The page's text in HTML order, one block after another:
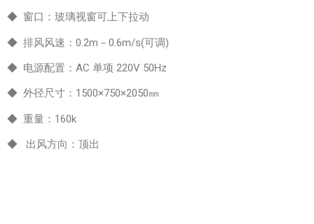
◆ 窗口：玻璃视窗可上下拉动
◆ 排风风速：0.2m－0.6m/s(可调)
◆ 电源配置：AC 单项 220V 50Hz
◆ 外径尺寸：1500×750×2050㎜
◆ 重量：160k
◆ 出风方向：顶出